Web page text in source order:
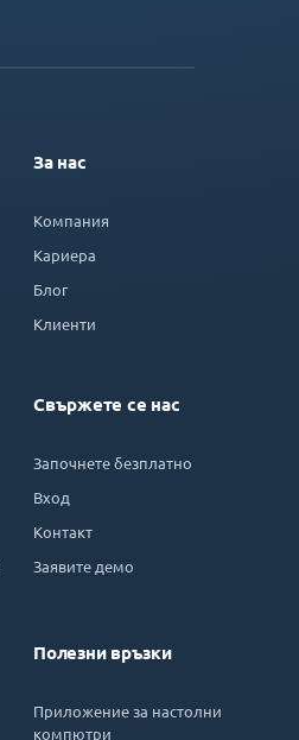
За нас
Компания
Кариера
Блог
Клиенти
Свържете се нас
Започнете безплатно
Вход
Контакт
Заявите демо
Полезни връзки
Приложение за настолни
компютри